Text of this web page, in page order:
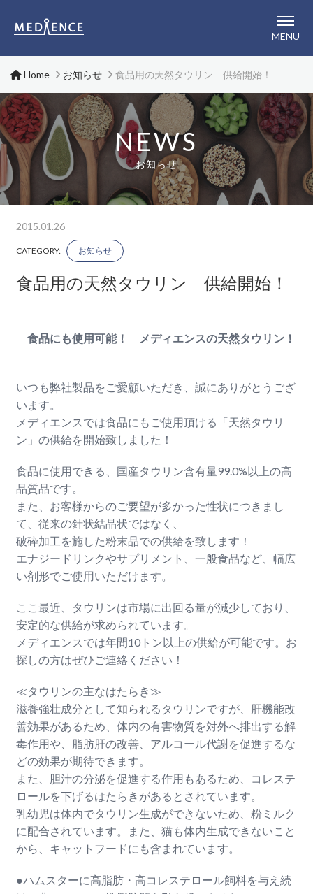
MENU
Home お知らせ 食品用の天然タウリン 供給開始！
NEWS
お知らせ
2015.01.26
CATEGORY: お知らせ
食品用の天然タウリン 供給開始！
食品にも使用可能！ メディエンスの天然タウリン！
いつも弊社製品をご愛顧いただき、誠にありがとうござ
います。
メディエンスでは食品にもご使用頂ける「天然タウリ
ン」の供給を開始致しました！
食品に使用できる、国産タウリン含有量99.0%以上の高
品質品です。
また、お客様からのご要望が多かった性状につきまし
て、従来の針状結晶状ではなく、
破砕加工を施した粉末品での供給を致します！
エナジードリンクやサプリメント、一般食品など、幅広
い剤形でご使用いただけます。
ここ最近、タウリンは市場に出回る量が減少しており、
安定的な供給が求められています。
メディエンスでは年間10トン以上の供給が可能です。お
探しの方はぜひご連絡ください！
≪タウリンの主なはたらき≫
滋養強壮成分として知られるタウリンですが、肝機能改
善効果があるため、体内の有害物質を対外へ排出する解
毒作用や、脂肪肝の改善、アルコール代謝を促進するな
どの効果が期待できます。
また、胆汁の分泌を促進する作用もあるため、コレステ
ロールを下げるはたらきがあるとされています。
乳幼児は体内でタウリン生成ができないため、粉ミルク
に配合されています。また、猫も体内生成できないこと
から、キャットフードにも含まれています。
●ハムスターに高脂肪・高コレステロール飼料を与え続